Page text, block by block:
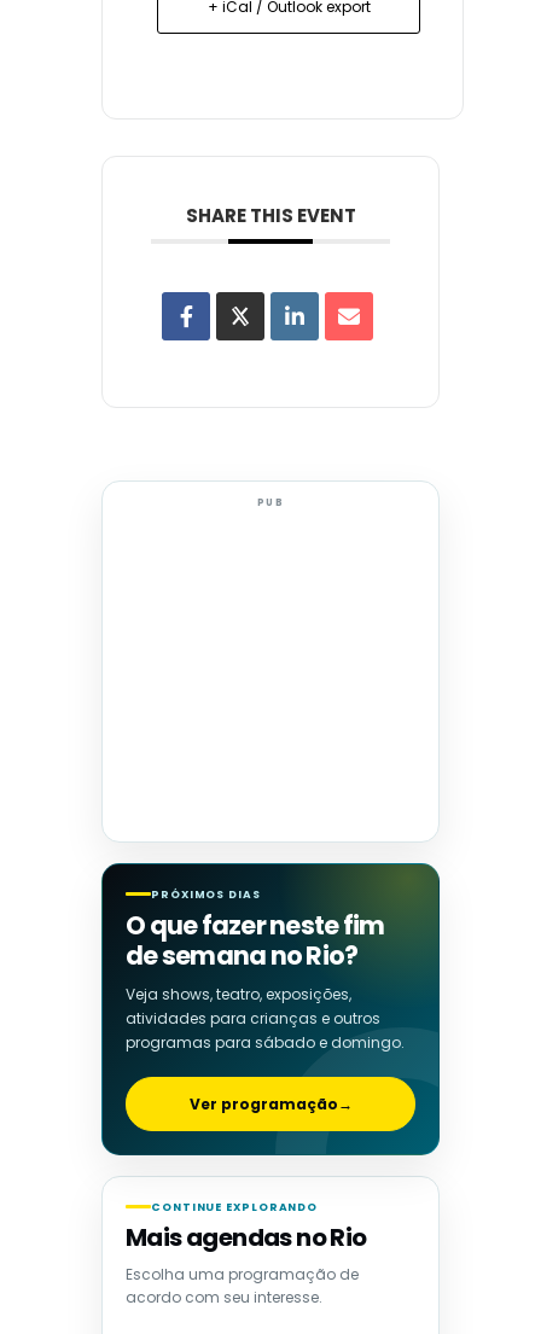
+ iCal / Outlook export
SHARE THIS EVENT
PUB
PRÓXIMOS DIAS
O que fazer neste fim
de semana no Rio?
Veja shows, teatro, exposições,
atividades para crianças e outros
programas para sábado e domingo.
Ver programação→
CONTINUE EXPLORANDO
Mais agendas no Rio
Escolha uma programação de
acordo com seu interesse.